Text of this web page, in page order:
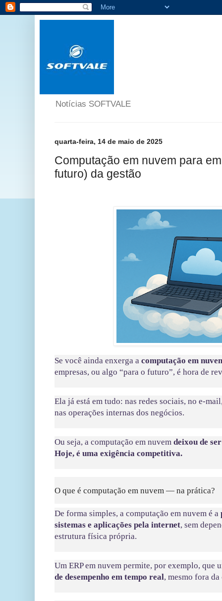
Notícias SOFTVALE
quarta-feira, 14 de maio de 2025
Computação em nuvem para
futuro) da gestão
Se você ainda enxerga a computação em
empresas, ou algo “para o futuro”, é hora de
Ela já está em tudo: nas redes sociais, no e-
nas operações internas dos negócios.
Ou seja, a computação em nuvem deixou de
Hoje, é uma exigência competitiva.
O que é computação em nuvem — na prática?
De forma simples, a computação em nuvem é a
sistemas e aplicações pela internet, sem
estrutura física própria.
Um ERP em nuvem permite, por exemplo, que
de desempenho em tempo real, mesmo fora